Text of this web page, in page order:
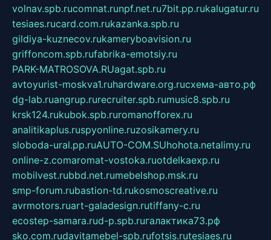
volnav.spb.rucomnat.runpf.net.ru7bit.pp.rukalugatur.ru
tesiaes.rucard.com.rukazanka.spb.ru
gildiya-kuznecov.rukameryboavision.ru
griffoncom.spb.rufabrika-emotsiy.ru
PARK-MATROSOVA.RUagat.spb.ru
avtoyurist-moskva1.ruhardware.org.ruсхема-авто.рф
dg-lab.ruangrup.rurecruiter.spb.rumusic8.spb.ru
krsk124.rukubok.spb.ruromanofforex.ru
analitikaplus.ruspyonline.ruzosikamery.ru
sloboda-ural.pp.ruAUTO-COM.SUhohota.netalimy.ru
online-z.comaromat-vostoka.ruotdelkaexp.ru
mobilvest.rubbd.net.rumebelshop.msk.ru
smp-forum.rubastion-td.rukosmoscreative.ru
avrmotors.ruart-galadesign.rutiffany-c.ru
ecostep-samara.rud-p.spb.ruгалактика73.рф
sko.com.rudavitamebel-spb.rufotsis.rutesiaes.ru